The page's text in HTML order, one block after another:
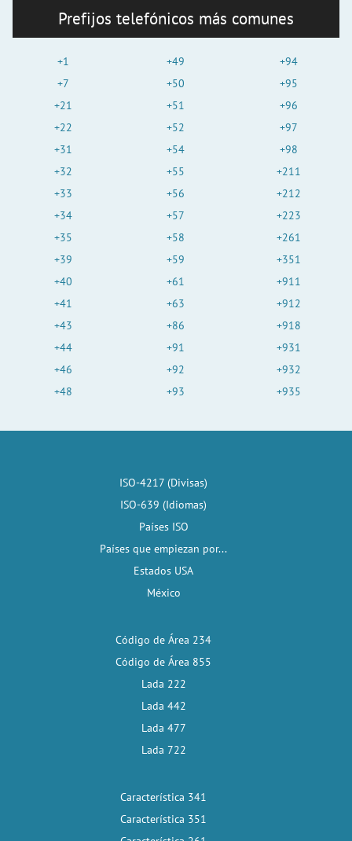
Prefijos telefónicos más comunes
+1
+7
+21
+22
+31
+32
+33
+34
+35
+39
+40
+41
+43
+44
+46
+48
+49
+50
+51
+52
+54
+55
+56
+57
+58
+59
+61
+63
+86
+91
+92
+93
+94
+95
+96
+97
+98
+211
+212
+223
+261
+351
+911
+912
+918
+931
+932
+935
ISO-4217 (Divisas)
ISO-639 (Idiomas)
Países ISO
Países que empiezan por...
Estados USA
México
Código de Área 234
Código de Área 855
Lada 222
Lada 442
Lada 477
Lada 722
Característica 341
Característica 351